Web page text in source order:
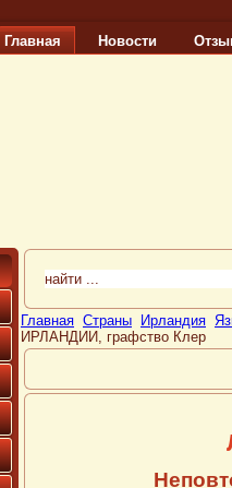
Главная Новости
Главная Страны Ирландия
ИРЛАНДИИ, графство Клер